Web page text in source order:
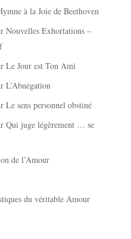
à la Joie de Beethoven
Nouvelles Exhortations –
Le Jour est Ton Ami
L’Abnégation
Le sens personnel obstiné
Qui juge légèrement … se
de l’Amour
du véritable Amour